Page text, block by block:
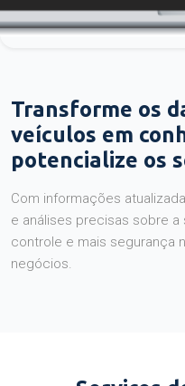
Transforme os
veículos em
potencialize os
Com informações
e análises precisas sobre
controle e mais segurança
negócios.